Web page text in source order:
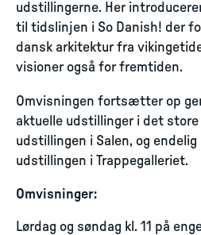
udstillingerne. Her
til tidslinjen i So Danish! der
dansk arkitektur fra
visioner også for fremtiden.
Omvisningen fortsætter op
aktuelle udstillinger i det store
udstillingen i Salen, og endelig
udstillingen i Trappegalleriet.
Omvisninger:
Lørdag og søndag kl. 11 på